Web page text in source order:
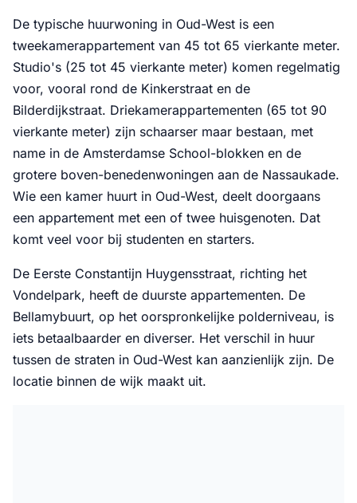
De typische huurwoning in Oud-West is een
tweekamerappartement van 45 tot 65 vierkante meter.
Studio's (25 tot 45 vierkante meter) komen regelmatig
voor, vooral rond de Kinkerstraat en de
Bilderdijkstraat. Driekamerappartementen (65 tot 90
vierkante meter) zijn schaarser maar bestaan, met
name in de Amsterdamse School-blokken en de
grotere boven-benedenwoningen aan de Nassaukade.
Wie een kamer huurt in Oud-West, deelt doorgaans
een appartement met een of twee huisgenoten. Dat
komt veel voor bij studenten en starters.
De Eerste Constantijn Huygensstraat, richting het
Vondelpark, heeft de duurste appartementen. De
Bellamybuurt, op het oorspronkelijke polderniveau, is
iets betaalbaarder en diverser. Het verschil in huur
tussen de straten in Oud-West kan aanzienlijk zijn. De
locatie binnen de wijk maakt uit.